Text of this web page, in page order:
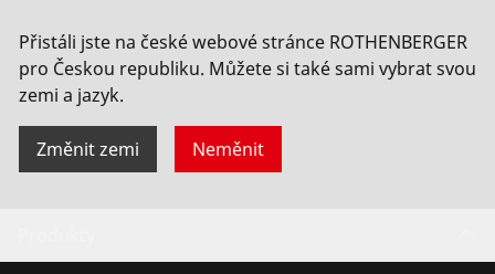
jádrového vrtání - máme pro vás to správné
řešení.
Zjistěte více
Přistáli jste na české webové stránce ROTHENBERGER
pro Českou republiku. Můžete si také sami vybrat svou
zemi a jazyk.
Změnit zemi Neměnit